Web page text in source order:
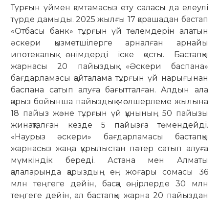
Тұрғын үймен қамтамасыз ету саласы да елеулі
түрде дамыды. 2025 жылғы 17 қарашадан бастап
«Отбасы банк» тұрғын үй төлемдерін алатын
әскери қызметшілерге арналған арнайы
ипотекалық өнімдерді іске қосты. Бастапқы
жарнасы 20 пайыздық «Әскери баспана»
бағдарламасы қайталама тұрғын үй нарығынан
баспана сатып алуға бағытталған. Алдын ала
қарыз бойынша пайыздық мөлшерлеме жылына
18 пайыз және тұрғын үй құнының 50 пайызы
жинақталған кезде 5 пайызға төмендейді.
«Наурыз әскери» бағдарламасы бастапқы
жарнасыз жаңа құрылыстан пәтер сатып алуға
мүмкіндік береді. Астана мен Алматы
қалаларында қарыздың ең жоғары сомасы 36
млн теңгеге дейін, басқа өңірлерде 30 млн
теңгеге дейін, ал бастапқы жарна 20 пайыздан